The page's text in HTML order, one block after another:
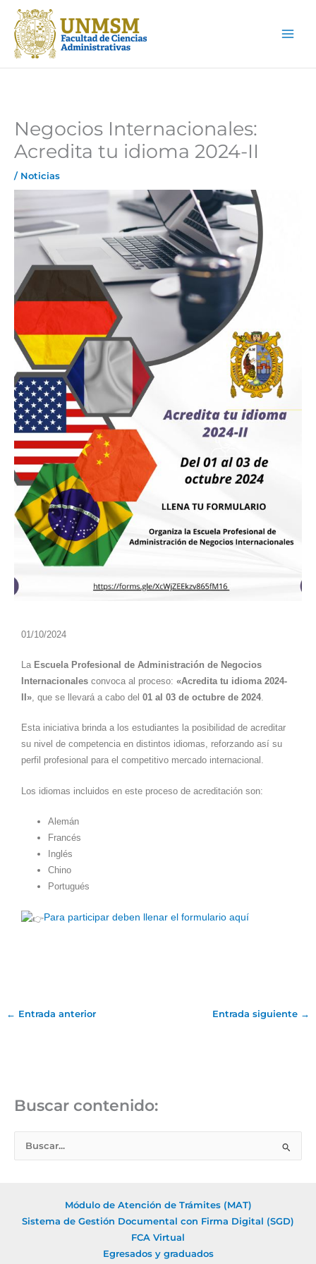
contenido
Negocios Internacionales:
Acredita tu idioma 2024-II
/ Noticias
01/10/2024
La Escuela Profesional de Administración de Negocios
Internacionalesconvoca al proceso: «Acredita tu idioma 2024-
II», que se llevará a cabo del 01 al 03 de octubre de 2024.
Esta iniciativa brinda a los estudiantes la posibilidad de acreditar
su nivel de competencia en distintos idiomas, reforzando así su
perfil profesional para el competitivo mercado internacional.
Los idiomas incluidos en este proceso de acreditación son:
Alemán
Francés
Inglés
Chino
Portugués
Para participar deben llenar el formulario aquí
← Entrada anterior Entrada siguiente →
Buscar contenido:
Módulo de Atención de Trámites (MAT)
Sistema de Gestión Documental con Firma Digital (SGD)
FCA Virtual
Egresados y graduados